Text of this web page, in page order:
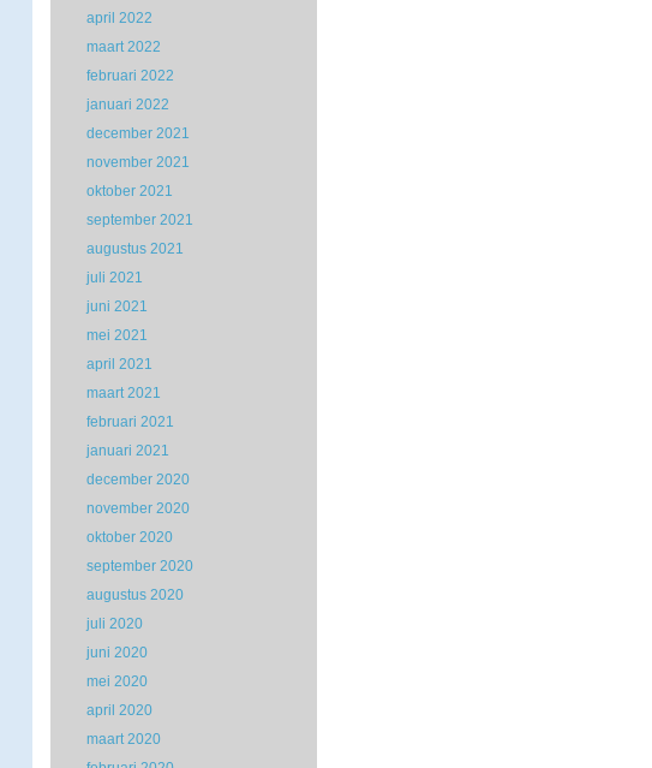
april 2022
maart 2022
februari 2022
januari 2022
december 2021
november 2021
oktober 2021
september 2021
augustus 2021
juli 2021
juni 2021
mei 2021
april 2021
maart 2021
februari 2021
januari 2021
december 2020
november 2020
oktober 2020
september 2020
augustus 2020
juli 2020
juni 2020
mei 2020
april 2020
maart 2020